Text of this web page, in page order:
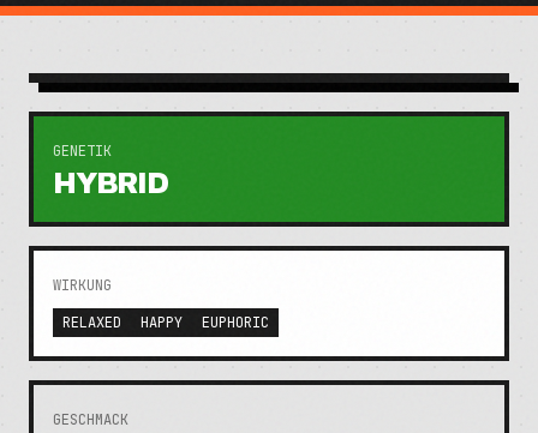
GENETIK
HYBRID
WIRKUNG
RELAXED
HAPPY EUPHORIC
GESCHMACK